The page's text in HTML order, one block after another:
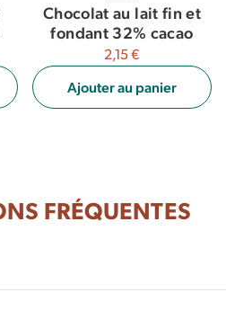
Chocolat au lait fin et
fondant 32% cacao
2,15 €
Ajouter au panier
FRÉQUENTES